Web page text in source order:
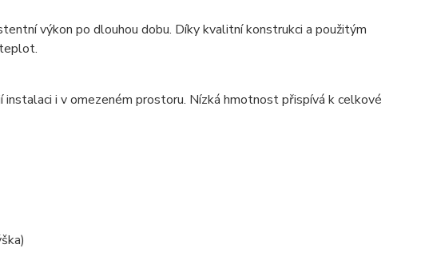
výkon po dlouhou dobu. Díky kvalitní konstrukci a použitým
i v omezeném prostoru. Nízká hmotnost přispívá k celkové